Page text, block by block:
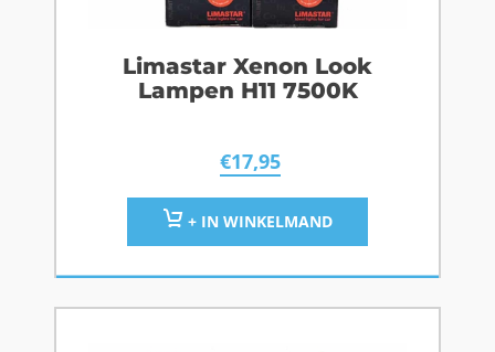
Limastar Xenon Look
Lampen H11 7500K
€17,95
+ IN WINKELMAND